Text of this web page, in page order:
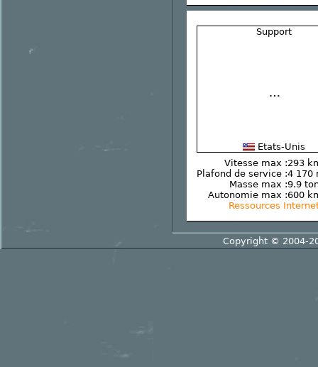
Support
Etats-Unis
Vitesse max :293
Plafond de service :4 170
Masse max :9.9
Autonomie max :600
Ressources
Copyright © 2004-